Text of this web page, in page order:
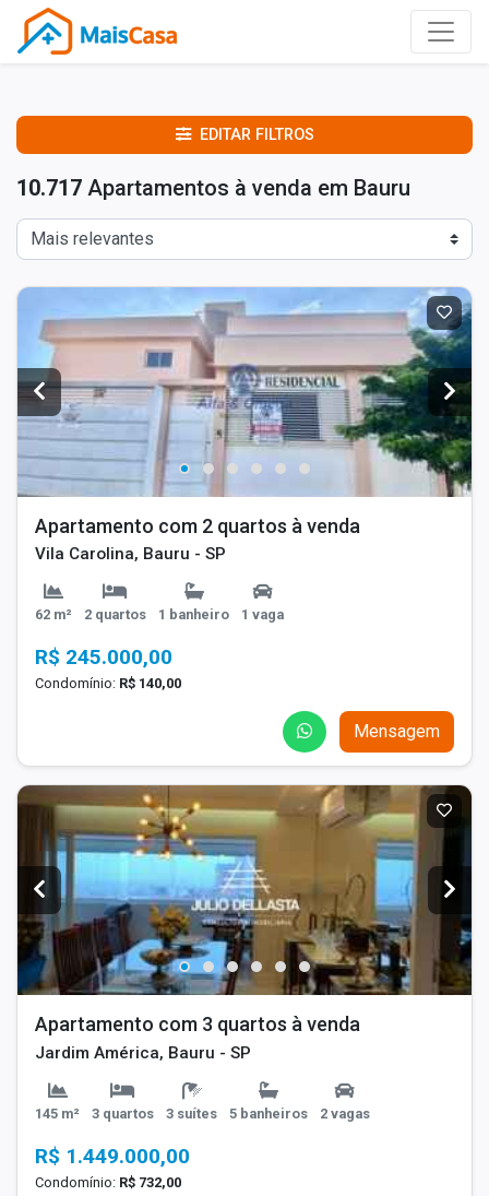
EDITAR FILTROS
10.717 Apartamentos à venda em Bauru
Apartamento com 2 quartos à venda
Vila Carolina, Bauru - SP
62 m² 2 quartos 1 banheiro 1 vaga
R$ 245.000,00
Condomínio: R$ 140,00
Mensagem
Apartamento com 3 quartos à venda
Jardim América, Bauru - SP
145 m² 3 quartos 3 suítes 5 banheiros 2 vagas
R$ 1.449.000,00
Condomínio: R$ 732,00